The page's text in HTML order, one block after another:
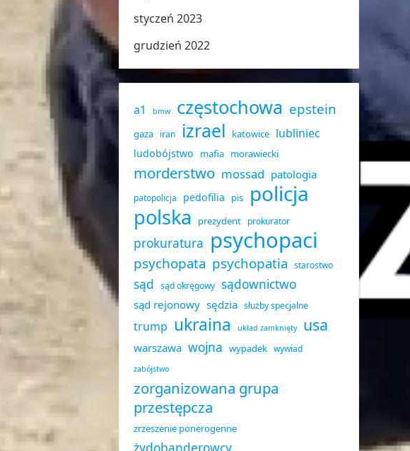
styczeń 2023
grudzień 2022
a1 bmw częstochowa epstein
gaza iran izrael katowice lubliniec
ludobójstwo mafia morawiecki
morderstwo mossad patologia
patopolicja pedofilia pis policja
polska prezydent prokurator
prokuratura psychopaci
psychopata psychopatia starostwo
sąd sąd okręgowy sądownictwo
sąd rejonowy sędzia służby specjalne
trump ukraina układ zamknięty usa
warszawa wojna wypadek wywiad
zabójstwo
zorganizowana grupa
przestępcza
zrzeszenie ponerogenne